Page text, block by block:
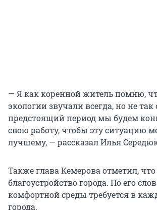
— Я как коренной житель помню,
экологии звучали всегда, но не так
предстоящий период мы будем
свою работу, чтобы эту ситуацию
лучшему, — рассказал Илья
Также глава Кемерова отметил,
благоустройство города. По его
комфортной среды требуется в
города.